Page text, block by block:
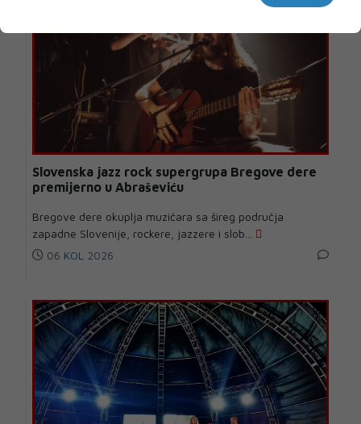
Slovenska jazz rock supergrupa Bregove dere
premijerno u Abraševiću
Bregove dere okuplja muzičara sa šireg područja
zapadne Slovenije, rockere, jazzere i slob...
06 KOL 2026